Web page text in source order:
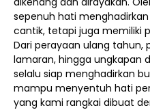
sepenuh hati
cantik, tetapi juga memiliki
Dari perayaan ulang tahun,
lamaran, hingga ungkapan
selalu siap menghadirkan
mampu menyentuh hati
yang kami rangkai dibuat